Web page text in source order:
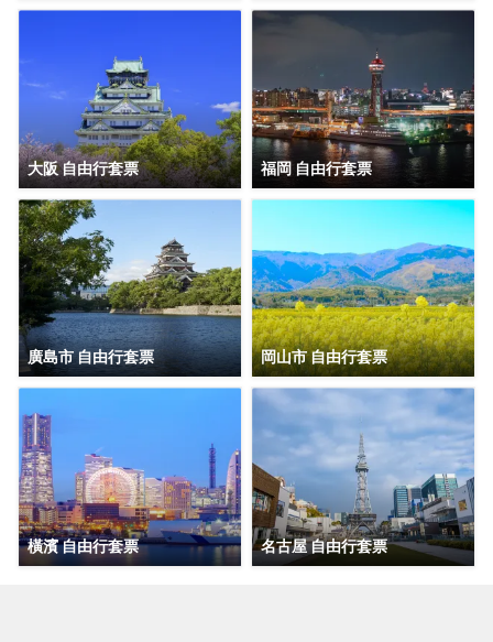
大阪 自由行套票 福岡 自由行套票
廣島市 自由行套票 岡山市 自由行套票
橫濱 自由行套票 名古屋 自由行套票